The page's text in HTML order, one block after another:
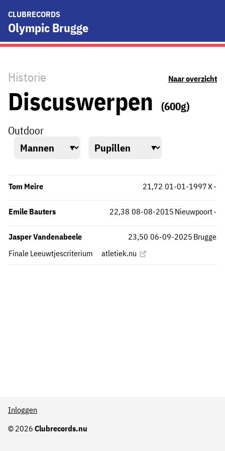
CLUBRECORDS
Olympic Brugge
Historie Naar overzicht
Discuswerpen
(600g)
Outdoor
Tom Meire X
21,72 -
01-01-1997
Emile Bauters Nieuwpoort
22,38 -
08-08-2015
Jasper Vandenabeele
Brugge
Finale Leeuwtjescriterium
23,50
atletiek.nu
06-09-2025
© 2026 Clubrecords.nu
Inloggen